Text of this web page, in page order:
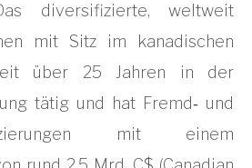
diversifizierte, weltweit
mit Sitz im kanadischen
über 25 Jahren in der
tätig und hat Fremd‐ und
mit einem